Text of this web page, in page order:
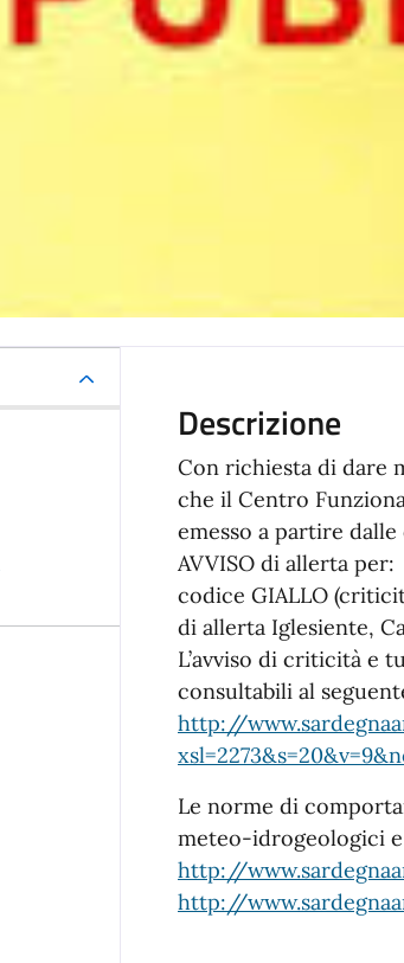
Descrizione
Con richiesta di dare
che il Centro
emesso a partire dalle
AVVISO di allerta per:
codice GIALLO
di allerta Iglesiente,
L’avviso di criticità e
consultabili al
http://
Le norme di
meteo-idrogeologici
http://
http://